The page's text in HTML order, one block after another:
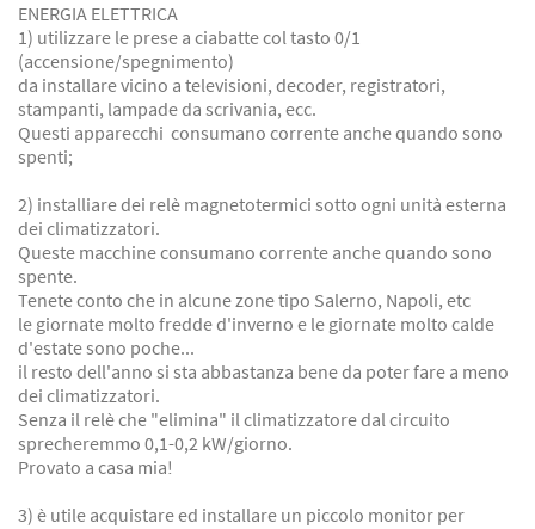
ENERGIA ELETTRICA
1) utilizzare le prese a ciabatte col tasto 0/1
(accensione/spegnimento)
da installare vicino a televisioni, decoder, registratori,
stampanti, lampade da scrivania, ecc.
Questi apparecchi consumano corrente anche quando sono
spenti;
2) installiare dei relè magnetotermici sotto ogni unità esterna
dei climatizzatori.
Queste macchine consumano corrente anche quando sono
spente.
Tenete conto che in alcune zone tipo Salerno, Napoli, etc
le giornate molto fredde d'inverno e le giornate molto calde
d'estate sono poche...
il resto dell'anno si sta abbastanza bene da poter fare a meno
dei climatizzatori.
Senza il relè che "elimina" il climatizzatore dal circuito
sprecheremmo 0,1-0,2 kW/giorno.
Provato a casa mia!
3) è utile acquistare ed installare un piccolo monitor per